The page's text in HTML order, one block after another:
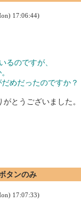
17:06:44)
るのですが、
めだったのですか？
とうございました。
タンのみ
17:07:33)